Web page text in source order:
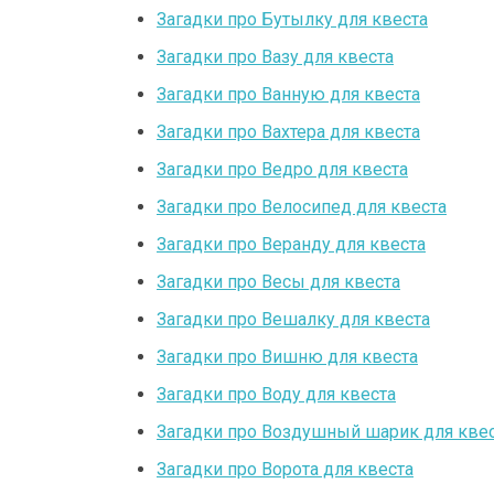
Загадки про Бутылку для квеста
Загадки про Вазу для квеста
Загадки про Ванную для квеста
Загадки про Вахтера для квеста
Загадки про Ведро для квеста
Загадки про Велосипед для квеста
Загадки про Веранду для квеста
Загадки про Весы для квеста
Загадки про Вешалку для квеста
Загадки про Вишню для квеста
Загадки про Воду для квеста
Загадки про Воздушный шарик для
Загадки про Ворота для квеста